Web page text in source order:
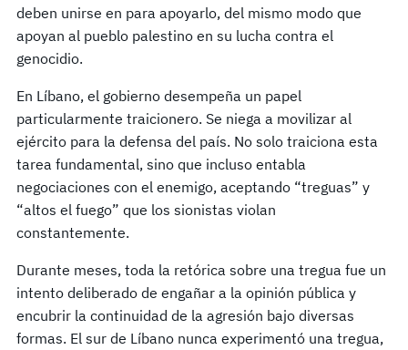
deben unirse en para apoyarlo, del mismo modo que
apoyan al pueblo palestino en su lucha contra el
genocidio.
En Líbano, el gobierno desempeña un papel
particularmente traicionero. Se niega a movilizar al
ejército para la defensa del país. No solo traiciona esta
tarea fundamental, sino que incluso entabla
negociaciones con el enemigo, aceptando “treguas” y
“altos el fuego” que los sionistas violan
constantemente.
Durante meses, toda la retórica sobre una tregua fue un
intento deliberado de engañar a la opinión pública y
encubrir la continuidad de la agresión bajo diversas
formas. El sur de Líbano nunca experimentó una tregua,